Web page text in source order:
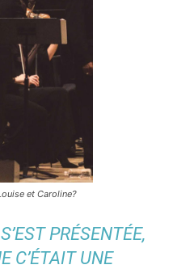
et Caroline?
PRÉSENTÉE,
C’ÉTAIT UNE